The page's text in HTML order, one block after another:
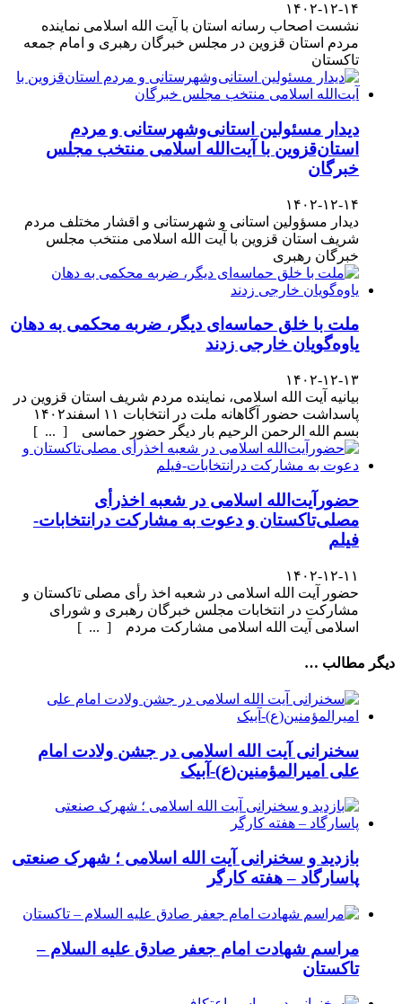
۱۴۰۲-۱۲-۱۴
نشست اصحاب رسانه استان با آیت الله اسلامی نماینده
مردم استان قزوین در مجلس خبرگان رهبری و امام جمعه
تاکستان
دیدار مسئولین استانی‌وشهرستانی و مردم‌
استان‌قزوین با آیت‌الله‌ اسلامی منتخب مجلس‌
خبرگان
۱۴۰۲-۱۲-۱۴
دیدار مسؤولین استانی و شهرستانی و اقشار مختلف مردم
شریف استان قزوین با آیت الله اسلامی منتخب مجلس
خبرگان رهبری
ملت با خلق حماسه‌ای دیگر، ضربه محکمی به دهان
یاوه‌گویان خارجی زدند
۱۴۰۲-۱۲-۱۳
بیانیه آیت الله اسلامی، نماینده مردم شریف استان قزوین در
پاسداشت حضور آگاهانه ملت در انتخابات ۱۱ اسفند۱۴۰۲
بسم الله الرحمن الرحیم بار دیگر حضور حماسی [ ... ]
حضورآیت‌الله اسلامی در شعبه اخذرأی
مصلی‌تاکستان و دعوت به مشارکت درانتخابات-
فیلم
۱۴۰۲-۱۲-۱۱
حضور آیت الله اسلامی در شعبه اخذ رأی مصلی تاکستان و
مشارکت در انتخابات مجلس خبرگان رهبری و شورای
اسلامی آیت الله اسلامی مشارکت مردم [ ... ]
دیگر مطالب …
سخنرانی آیت الله اسلامی در جشن ولادت امام
علی امیرالمؤمنین(ع)-آبیک
بازدید و سخنرانی آیت الله اسلامی ؛ شهرک صنعتی
پاسارگاد – هفته کارگر
مراسم شهادت امام جعفر صادق علیه السلام –
تاکستان